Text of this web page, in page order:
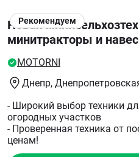
Рекомендуем
Новая
минитракторы и
MOTORNI
Днепр,
- Широкий выбор техники
огородных участков
- Проверенная техника от
ценам!